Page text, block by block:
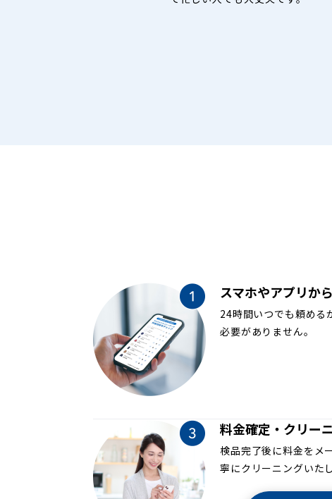
スマホやアプリか
24時間いつでも頼める
必要がありません。
料金確定・クリー
検品完了後に料金をメ
寧にクリーニングいたし